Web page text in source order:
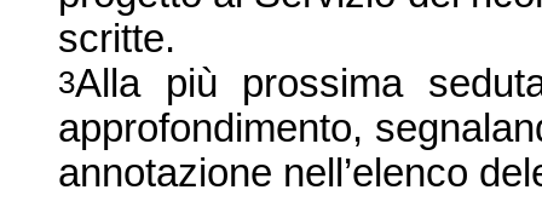
scritte.
3Alla più prossima
approfondimento,
annotazione nell’elenco